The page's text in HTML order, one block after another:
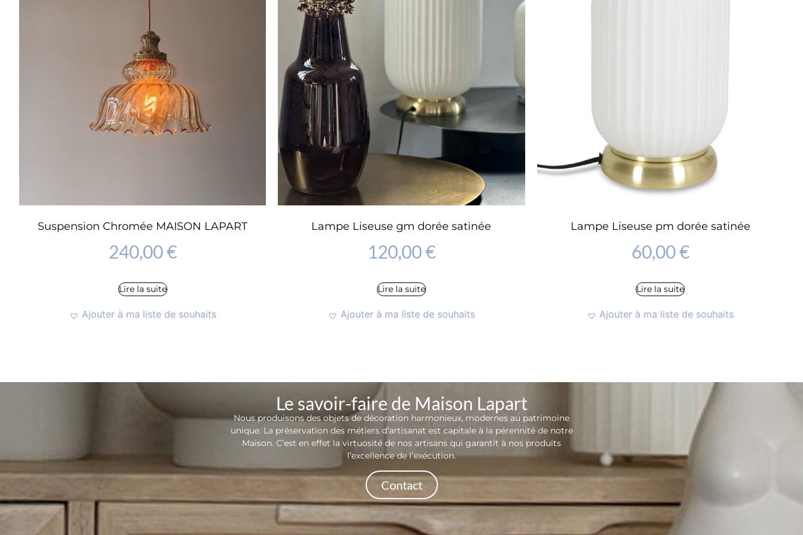
Suspension Chromée MAISON LAPART
240,00€
Lire la suite
Ajouter à ma liste de souhaits
Lampe Liseuse gm dorée satinée
120,00€
Lire la suite
Ajouter à ma liste de souhaits
Lampe Liseuse pm dorée satinée
60,00€
Lire la suite
Ajouter à ma liste de souhaits
Le savoir-faire de Maison Lapart
Nous produisons des objets de décoration harmonieux, modernes au patrimoine
unique. La préservation des métiers d’artisanat est capitale à la pérennité de notre
Maison. C’est en effet la virtuosité de nos artisans qui garantit à nos produits
l’excellence de l’exécution.
Contact